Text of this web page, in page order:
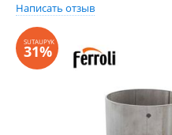
Написать отзыв
SUTAUPYK
31%